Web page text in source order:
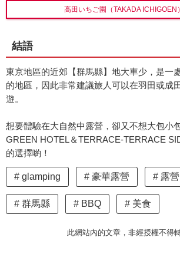
高田いちご園（TAKADA ICHIGOEN
結語
東京地區的近郊【群馬縣】地大車少，是一
的地區，因此非常建議旅人可以在羽田或成
遊。
想要體驗在大自然中露營，卻又不想大包小
GREEN HOTEL＆TERRACE-TERRACE
的選擇喲！
glamping 豪華露營 露營
群馬縣 BBQ 美食
此網站內的文章，非經授權不得轉